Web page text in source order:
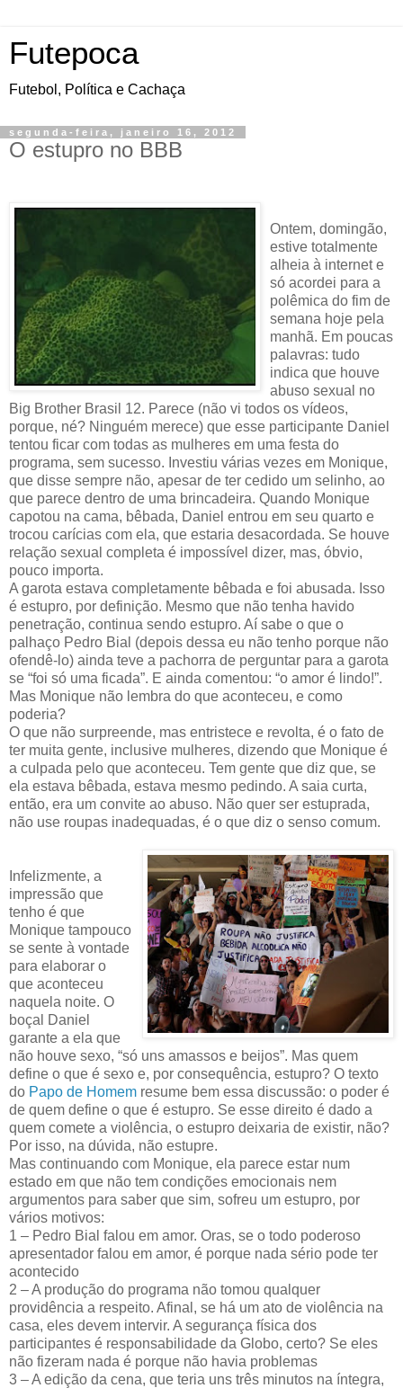
Futepoca
Futebol, Política e Cachaça
segunda-feira, janeiro 16, 2012
O estupro no BBB
Ontem, domingão,
estive totalmente
alheia à internet e
só acordei para a
polêmica do fim de
semana hoje pela
manhã. Em poucas
palavras: tudo
indica que houve
abuso sexual no
Big Brother Brasil 12. Parece (não vi todos os vídeos,
porque, né? Ninguém merece) que esse participante Daniel
tentou ficar com todas as mulheres em uma festa do
programa, sem sucesso. Investiu várias vezes em Monique,
que disse sempre não, apesar de ter cedido um selinho, ao
que parece dentro de uma brincadeira. Quando Monique
capotou na cama, bêbada, Daniel entrou em seu quarto e
trocou carícias com ela, que estaria desacordada. Se houve
relação sexual completa é impossível dizer, mas, óbvio,
pouco importa.
A garota estava completamente bêbada e foi abusada. Isso
é estupro, por definição. Mesmo que não tenha havido
penetração, continua sendo estupro. Aí sabe o que o
palhaço Pedro Bial (depois dessa eu não tenho porque não
ofendê-lo) ainda teve a pachorra de perguntar para a garota
se “foi só uma ficada”. E ainda comentou: “o amor é lindo!”.
Mas Monique não lembra do que aconteceu, e como
poderia?
O que não surpreende, mas entristece e revolta, é o fato de
ter muita gente, inclusive mulheres, dizendo que Monique é
a culpada pelo que aconteceu. Tem gente que diz que, se
ela estava bêbada, estava mesmo pedindo. A saia curta,
então, era um convite ao abuso. Não quer ser estuprada,
não use roupas inadequadas, é o que diz o senso comum.
Infelizmente, a
impressão que
tenho é que
Monique tampouco
se sente à vontade
para elaborar o
que aconteceu
naquela noite. O
boçal Daniel
garante a ela que
não houve sexo, “só uns amassos e beijos”. Mas quem
define o que é sexo e, por consequência, estupro? O texto
do Papo de Homem resume bem essa discussão: o poder é
de quem define o que é estupro. Se esse direito é dado a
quem comete a violência, o estupro deixaria de existir, não?
Por isso, na dúvida, não estupre.
Mas continuando com Monique, ela parece estar num
estado em que não tem condições emocionais nem
argumentos para saber que sim, sofreu um estupro, por
vários motivos:
1 – Pedro Bial falou em amor. Oras, se o todo poderoso
apresentador falou em amor, é porque nada sério pode ter
acontecido
2 – A produção do programa não tomou qualquer
providência a respeito. Afinal, se há um ato de violência na
casa, eles devem intervir. A segurança física dos
participantes é responsabilidade da Globo, certo? Se eles
não fizeram nada é porque não havia problemas
3 – A edição da cena, que teria uns três minutos na íntegra,